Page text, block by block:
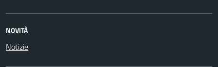
NOVITÀ
Notizie